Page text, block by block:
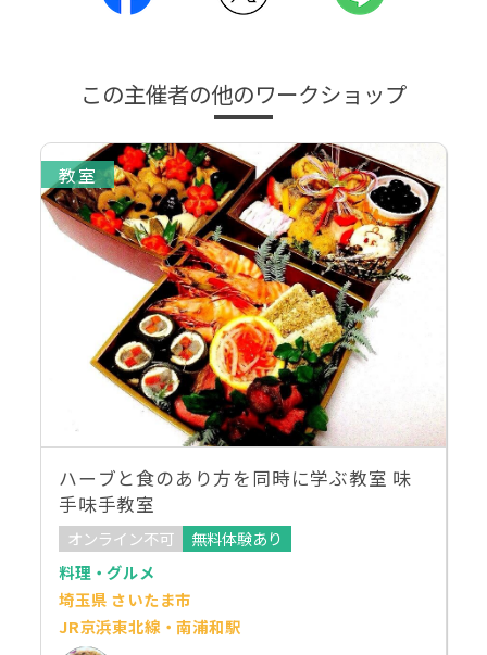
この主催者の他のワークショップ
教室
ハーブと食のあり方を同時に学ぶ教室 味
手味手教室
オンライン不可
無料体験あり
料理・グルメ
埼玉県 さいたま市
JR京浜東北線・南浦和駅